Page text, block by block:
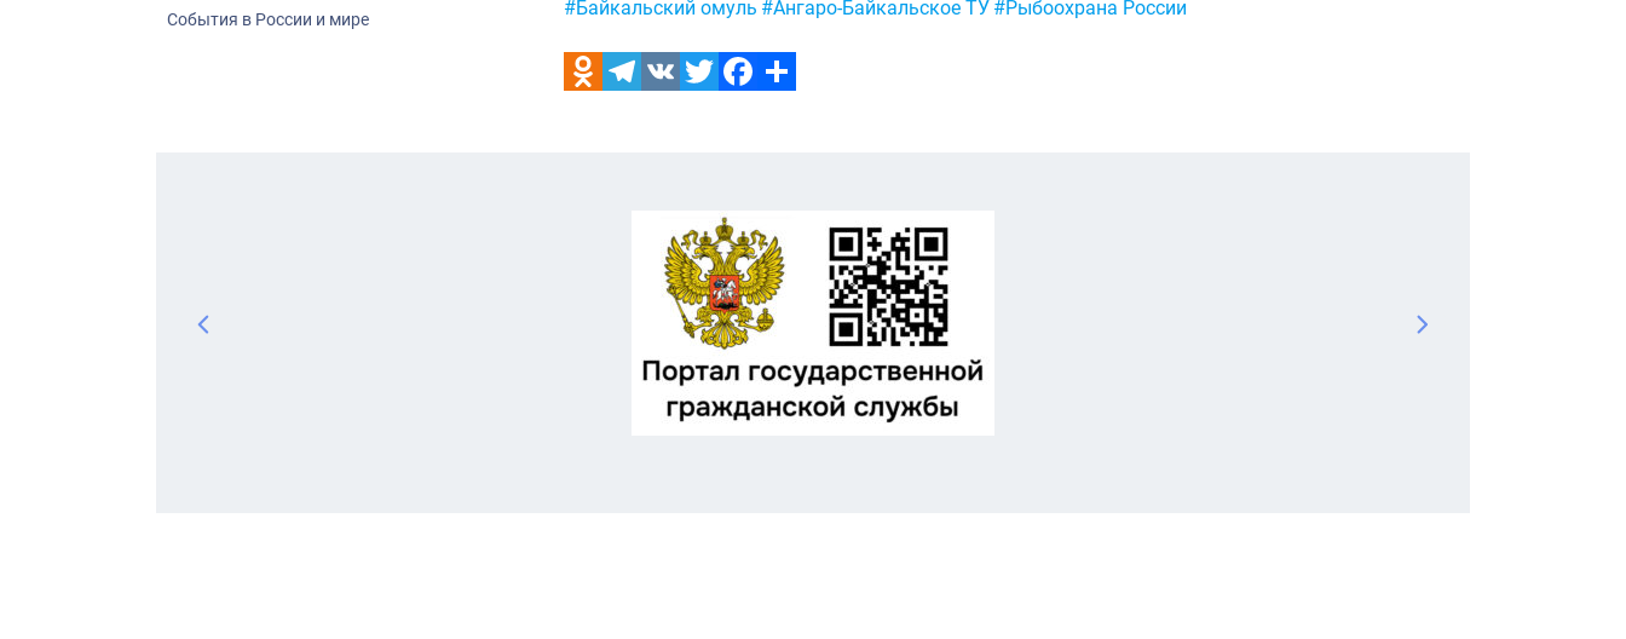
События в России и мире
#Байкальский омуль #Ангаро-Байкальское ТУ #Рыбоохрана России